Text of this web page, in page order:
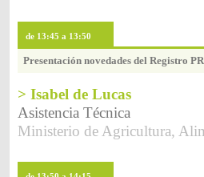
de 13:45 a 13:50
Presentación novedades del Registro
> Isabel de Lucas
Asistencia Técnica
Ministerio de Agricultura,